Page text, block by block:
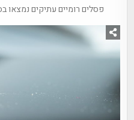
פסלים רומיים עתיקים נמצאו